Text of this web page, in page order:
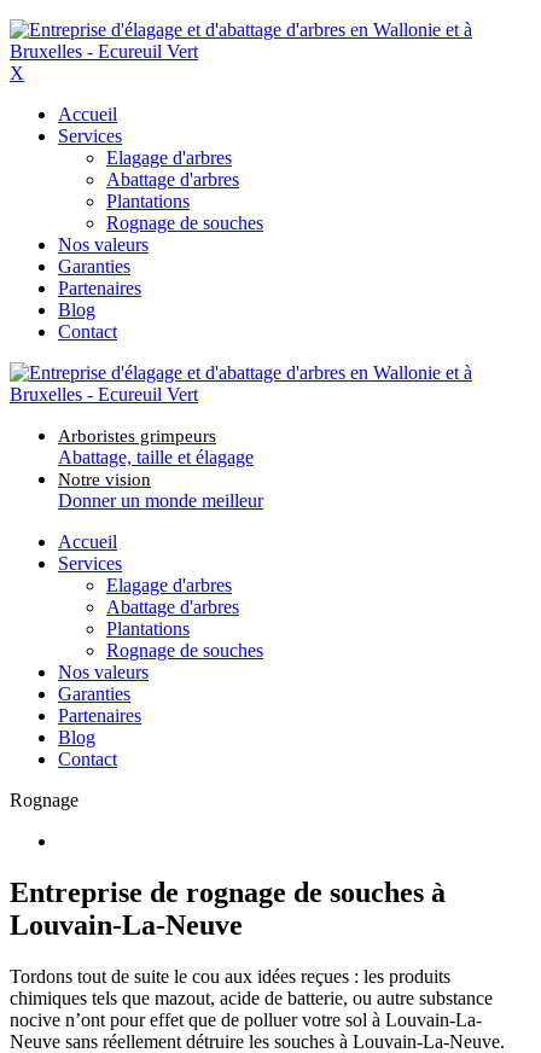
X
Accueil
Services
Elagage d'arbres
Abattage d'arbres
Plantations
Rognage de souches
Nos valeurs
Garanties
Partenaires
Blog
Contact
Arboristes grimpeurs
Abattage, taille et élagage
Notre vision
Donner un monde meilleur
Accueil
Services
Elagage d'arbres
Abattage d'arbres
Plantations
Rognage de souches
Nos valeurs
Garanties
Partenaires
Blog
Contact
Rognage
Entreprise de rognage de souches à
Louvain-La-Neuve
Tordons tout de suite le cou aux idées reçues : les produits
chimiques tels que mazout, acide de batterie, ou autre substance
nocive n’ont pour effet que de polluer votre sol à Louvain-La-
Neuve sans réellement détruire les souches à Louvain-La-Neuve.